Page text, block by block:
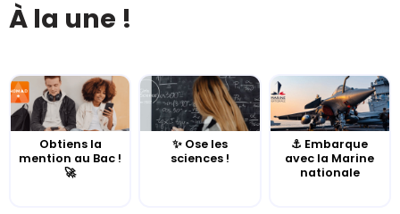
À la une !
Obtiens la
mention au Bac !
🚀
✨ Ose les
sciences !
⚓️ Embarque
avec la Marine
nationale